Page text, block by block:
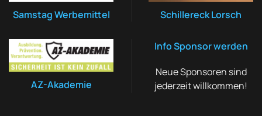
Samstag Werbemittel Schillereck Lorsch
AZ-Akademie
Info Sponsor werden
Neue Sponsoren sind
jederzeit willkommen!